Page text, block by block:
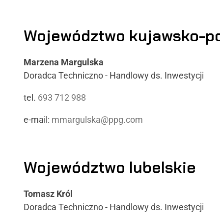
Województwo kujawsko-
Marzena Margulska
Doradca Techniczno - Handlowy ds. Inwestycji
tel. 693 712 988
e-mail: mmargulska@ppg.com
Województwo lubelskie
Tomasz Król
Doradca Techniczno - Handlowy ds. Inwestycji